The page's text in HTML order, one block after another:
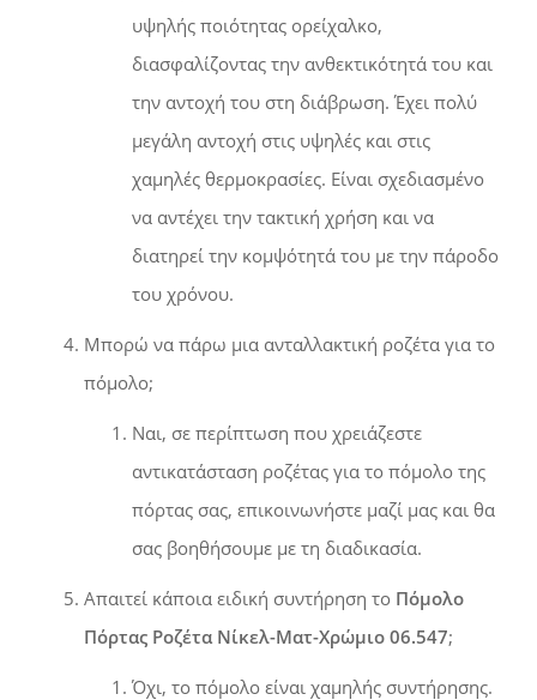
υψηλής ποιότητας ορείχαλκο,
διασφαλίζοντας την ανθεκτικότητά του και
την αντοχή του στη διάβρωση. Έχει πολύ
μεγάλη αντοχή στις υψηλές και στις
χαμηλές θερμοκρασίες. Είναι σχεδιασμένο
να αντέχει την τακτική χρήση και να
διατηρεί την κομψότητά του με την πάροδο
του χρόνου.
Μπορώ να πάρω μια ανταλλακτική ροζέτα για το
πόμολο;
Ναι, σε περίπτωση που χρειάζεστε
αντικατάσταση ροζέτας για το πόμολο της
πόρτας σας, επικοινωνήστε μαζί μας και θα
σας βοηθήσουμε με τη διαδικασία.
Απαιτεί κάποια ειδική συντήρηση το Πόμολο
Πόρτας Ροζέτα Νίκελ-Ματ-Χρώμιο 06.547;
Όχι, το πόμολο είναι χαμηλής συντήρησης.